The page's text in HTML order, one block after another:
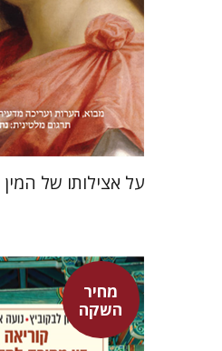
מחיר
$31
על אצילותו של המין
מחיר
השקה
אלון לבקוביץ נועה